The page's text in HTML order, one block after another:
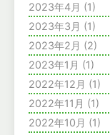
2023年4月 (1)
2023年3月 (1)
2023年2月 (2)
2023年1月 (1)
2022年12月 (1)
2022年11月 (1)
2022年10月 (1)